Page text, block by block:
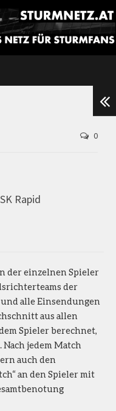
0
Rapid
der einzelnen Spieler
der
alle Einsendungen
aus allen
Spieler berechnet,
jedem Match
auch den
an den Spieler mit